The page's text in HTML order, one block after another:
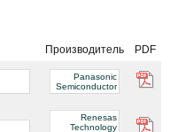
Производитель PDF
Panasonic
Semiconductor
Renesas
Technology